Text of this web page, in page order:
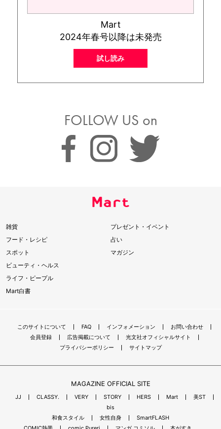
Mart
2024年春号以降は未発売
試し読み
FOLLOW US on
雑貨
フード・レシピ
スポット
ビューティ・ヘルス
ライフ・ピープル
Mart白書
プレゼント・イベント
占い
マガジン
このサイトについて FAQ インフォメーション
お問い合わせ
会員登録
広告掲載について
光文社オフィシャルサイト
プライバシーポリシー
サイトマップ
MAGAZINE OFFICIAL SITE
JJ CLASSY. VERY STORY HERS Mart
美ST
bis
和食スタイル
女性自身
SmartFLASH